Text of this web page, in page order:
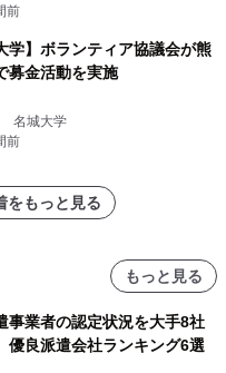
前
学】ボランティア協議会が熊
募金活動を実施
名城大学
前
をもっと見る
もっと見る
事業者の認定状況を大手8社
優良派遣会社ランキング6選